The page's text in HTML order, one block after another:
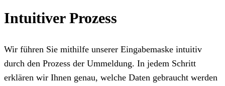
Intuitiver Prozess
Wir führen Sie mithilfe unserer Eingabemaske intuitiv
durch den Prozess der Ummeldung. In jedem Schritt
erklären wir Ihnen genau, welche Daten gebraucht werden